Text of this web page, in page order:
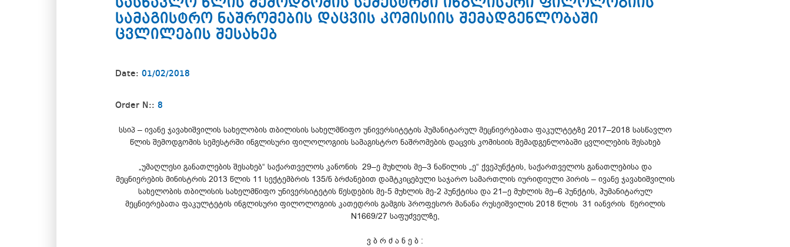
სასწავლო წლის შემოდგომის სემესტრში ინგლისური ფილოლოგიის
სამაგისტრო ნაშრომების დაცვის კომისიის შემადგენლობაში
ცვლილების შესახებ
Date: 01/02/2018
Order N:: 8
სსიპ – ივანე ჯავახიშვილის სახელობის თბილისის სახელმწიფო უნივერსიტეტის ჰუმანიტარულ მეცნიერებათა ფაკულტეტზე 2017–2018 სასწავლო
წლის შემოდგომის სემესტრში ინგლისური ფილოლოგიის სამაგისტრო ნაშრომების დაცვის კომისიის შემადგენლობაში ცვლილების შესახებ
„უმაღლესი განათლების შესახებ“ საქართველოს კანონის 29–ე მუხლის მე–3 ნაწილის „ე“ ქვეპუნქტის, საქართველოს განათლებისა და
მეცნიერების მინისტრის 2013 წლის 11 სექტემბრის 135/ნ ბრძანებით დამტკიცებული საჯარო სამართლის იურიდიული პირის – ივანე ჯავახიშვილის
სახელობის თბილისის სახელმწიფო უნივერსიტეტის წესდების მე-5 მუხლის მე-2 პუნქტისა და 21–ე მუხლის მე–6 პუნქტის, ჰუმანიტარულ
მეცნიერებათა ფაკულტეტის ინგლისური ფილოლოგიის კათედრის გამგის პროფესორ მანანა რუსეიშვილის 2018 წლის 31 იანვრის წერილის
N1669/27 საფუძველზე,
ვ ბ რ ძ ა ნ ე ბ :